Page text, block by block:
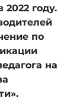
году.
по
на